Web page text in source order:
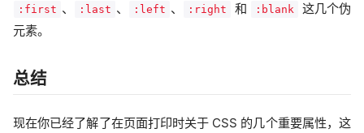
:first 、 :last 、 :left 、 :right 和 :blank
这几个伪
元素。
总结
现在你已经了解了在页面打印时关于 CSS 的几个重要属性，这